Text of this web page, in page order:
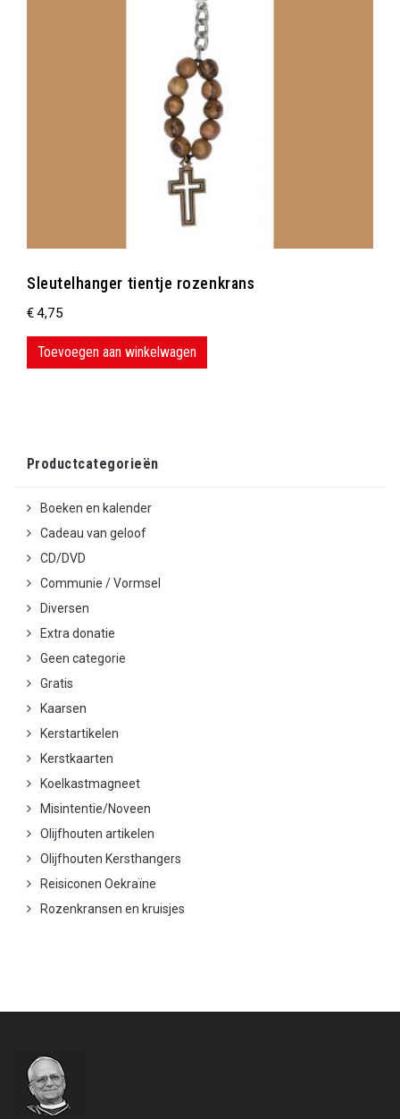
Sleutelhanger tientje rozenkrans
€4,75
Toevoegen aan winkelwagen
Productcategorieën
Boeken en kalender
Cadeau van geloof
CD/DVD
Communie / Vormsel
Diversen
Extra donatie
Geen categorie
Gratis
Kaarsen
Kerstartikelen
Kerstkaarten
Koelkastmagneet
Misintentie/Noveen
Olijfhouten artikelen
Olijfhouten Kersthangers
Reisiconen Oekraïne
Rozenkransen en kruisjes